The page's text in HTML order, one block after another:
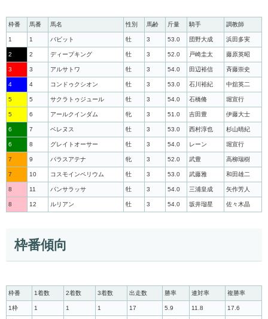
枠番 馬番 馬名 性別 馬齢 斤量 騎手 調教師
1 1 バビット 牡 3 53.0 団野大成 浜田多実
2 2 ディープキング 牡 3 52.0 戸崎圭太 藤原英昭
3 3 アルサトワ 牡 3 54.0 田辺裕信 斉藤崇史
4 4 コンドゥクシオン 牡 3 53.0 石川裕紀 中舘英二
5 5 サクラトゥジュール 牡 3 54.0 石橋脩 堀宣行
5 6 アールクインダム 牝 3 51.0 吉田豊 伊藤大士
6 7 ベレヌス 牡 3 53.0 西村淳也 杉山晴紀
6 8 グレイトオーサー 牡 3 54.0 レーン 堀宣行
7 9 パラスアテナ 牝 3 52.0 武豊 高柳瑞樹
7 10 コスモインペリウム 牡 3 53.0 武藤雅 和田雄二
8 11 パンサラッサ 牡 3 54.0 三浦皇成 矢作芳人
8 12 ルリアン 牡 3 54.0 坂井瑠星 佐々木晶
枠番傾向
枠番 1着数 2着数 3着数 出走数 勝率 連対率 複勝率
1枠 1 1 1 17 5.9 11.8 17.6